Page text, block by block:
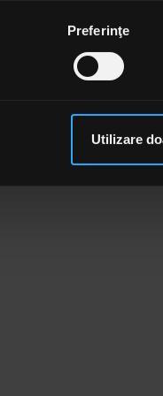
procesarea datelor
oricând acordul din
partenerilor de
le pot combina cu
Preferinţe
Utilizare
pentru